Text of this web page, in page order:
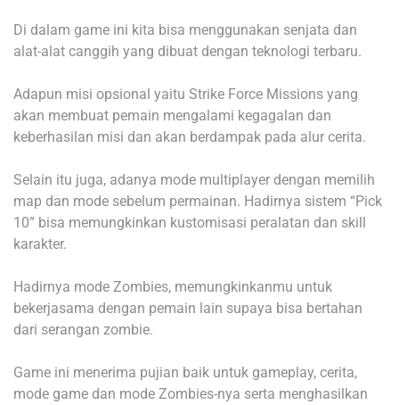
Di dalam game ini kita bisa menggunakan senjata dan
alat-alat canggih yang dibuat dengan teknologi terbaru.
Adapun misi opsional yaitu Strike Force Missions yang
akan membuat pemain mengalami kegagalan dan
keberhasilan misi dan akan berdampak pada alur cerita.
Selain itu juga, adanya mode multiplayer dengan memilih
map dan mode sebelum permainan. Hadirnya sistem “Pick
10” bisa memungkinkan kustomisasi peralatan dan skill
karakter.
Hadirnya mode Zombies, memungkinkanmu untuk
bekerjasama dengan pemain lain supaya bisa bertahan
dari serangan zombie.
Game ini menerima pujian baik untuk gameplay, cerita,
mode game dan mode Zombies-nya serta menghasilkan